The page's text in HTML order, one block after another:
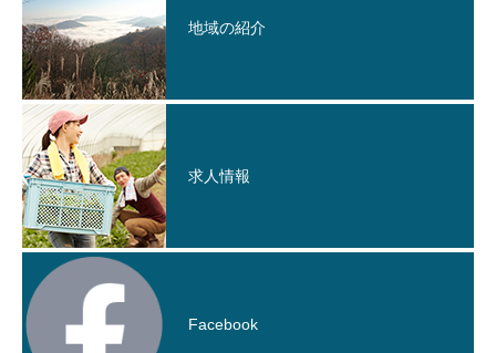
地域の紹介
求人情報
Facebook